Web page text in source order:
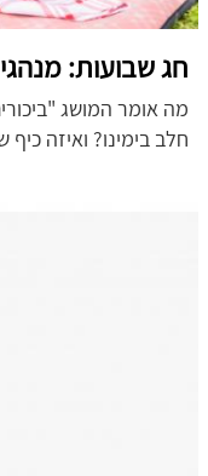
חג שבועות:
מה אומר המושג
חלב בימינו? ואיזה